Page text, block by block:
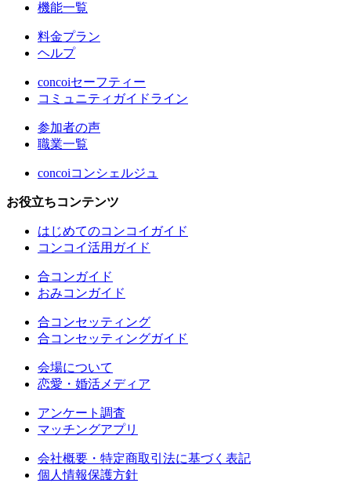
機能一覧
料金プラン
ヘルプ
concoiセーフティー
コミュニティガイドライン
参加者の声
職業一覧
concoiコンシェルジュ
お役立ちコンテンツ
はじめてのコンコイガイド
コンコイ活用ガイド
合コンガイド
おみコンガイド
合コンセッティング
合コンセッティングガイド
会場について
恋愛・婚活メディア
アンケート調査
マッチングアプリ
会社概要・特定商取引法に基づく表記
個人情報保護方針